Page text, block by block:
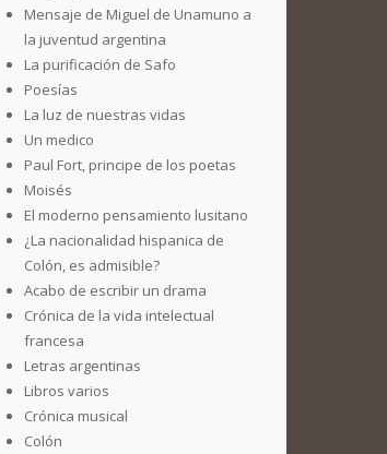
Mensaje de Miguel de Unamuno a
la juventud argentina
La purificación de Safo
Poesías
La luz de nuestras vidas
Un medico
Paul Fort, principe de los poetas
Moisés
El moderno pensamiento lusitano
¿La nacionalidad hispanica de
Colón, es admisible?
Acabo de escribir un drama
Crónica de la vida intelectual
francesa
Letras argentinas
Libros varios
Crónica musical
Colón